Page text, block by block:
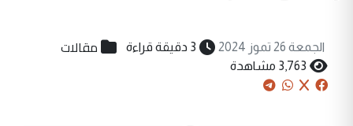
الجمعة 26 تموز 2024 3 دقيقة قراءة مقالات
3,763 مشاهدة